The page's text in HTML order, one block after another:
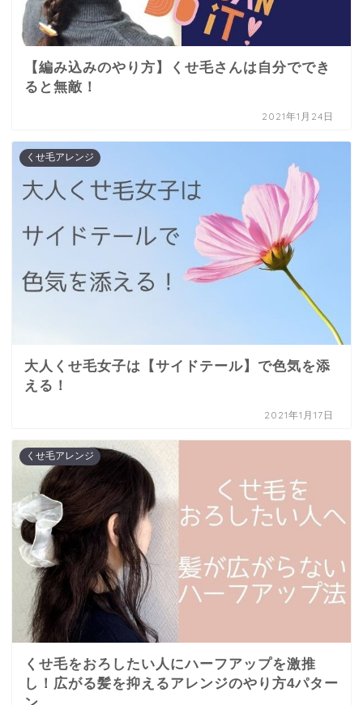
【編み込みのやり方】くせ毛さんは自分ででき
ると無敵！
2021年1月24日
くせ毛アレンジ
大人くせ毛女子は【サイドテール】で色気を添
える！
2021年1月17日
くせ毛アレンジ
くせ毛をおろしたい人にハーフアップを激推
し！広がる髪を抑えるアレンジのやり方4パター